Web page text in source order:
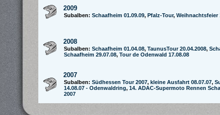
2009
Subalben: Schaafheim 01.09.09, Pfalz-Tour, Weihnachtsfeier
2008
Subalben: Schaafheim 01.04.08, TaunusTour 20.04.2008,
Schaafheim 29.07.08, Tour de Odenwald 17.08.08
2007
Subalben: Südhessen Tour 2007, kleine Ausfahrt 08.07.07,
14.08.07 - Odenwaldring, 14. ADAC-Supermoto Rennen
2007